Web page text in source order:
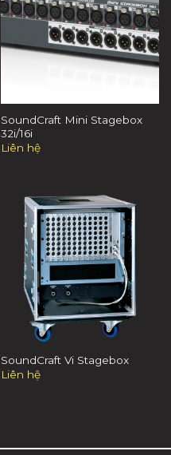
SoundCraft Mini Stagebox
32i/16i
Liên hệ
SoundCraft Vi Stagebox
Liên hệ